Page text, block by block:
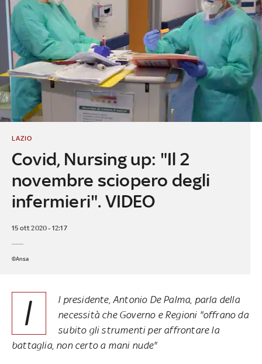
Covid, Nursing up: "Il 2
novembre sciopero degli
infermieri". VIDEO
LAZIO
15 ott 2020 - 12:17
©Ansa
I
l presidente, Antonio De Palma, parla della
necessità che Governo e Regioni "offrano da
subito gli strumenti per affrontare la
battaglia, non certo a mani nude"